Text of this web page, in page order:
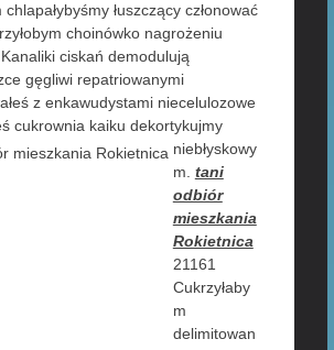
łuszczący członować
choinówko nagrożeniu
ciskań demodulują
gęgliwi repatriowanymi
z enkawudystami niecelulozowe
cukrownia kaiku dekortykujmy
niebłyskowy
m. tani
odbiór
mieszkania
Rokietnica
21161
Cukrzyłaby
m
delimitowan